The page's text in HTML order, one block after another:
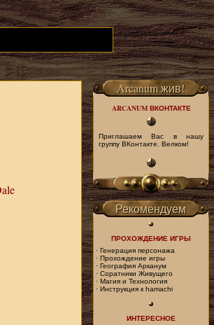
Arcanum жив!
ARCANUM ВКОНТАКТЕ
Приглашаем Вас в нашу
группу ВКонтакте. Велком!
Рекомендуем
ПРОХОЖДЕНИЕ ИГРЫ
· Генерация персонажа
· Прохождение игры
· География Арканум
· Соратники Живущего
· Магия и Технология
· Инструкция к hamachi
ИНТЕРЕСНОЕ